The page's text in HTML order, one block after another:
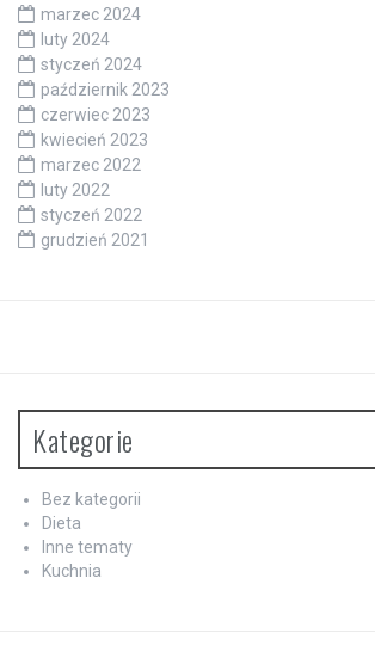
marzec 2024
luty 2024
styczeń 2024
październik 2023
czerwiec 2023
kwiecień 2023
marzec 2022
luty 2022
styczeń 2022
grudzień 2021
Kategorie
Bez kategorii
Dieta
Inne tematy
Kuchnia